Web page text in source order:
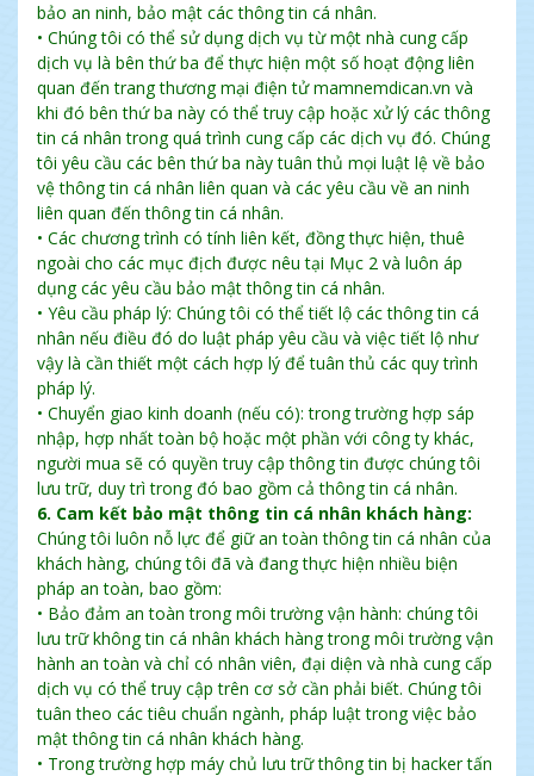
bảo an ninh, bảo mật các thông tin cá nhân.
• Chúng tôi có thể sử dụng dịch vụ từ một nhà cung cấp
dịch vụ là bên thứ ba để thực hiện một số hoạt động liên
quan đến trang thương mại điện tử mamnemdican.vn và
khi đó bên thứ ba này có thể truy cập hoặc xử lý các thông
tin cá nhân trong quá trình cung cấp các dịch vụ đó. Chúng
tôi yêu cầu các bên thứ ba này tuân thủ mọi luật lệ về bảo
vệ thông tin cá nhân liên quan và các yêu cầu về an ninh
liên quan đến thông tin cá nhân.
• Các chương trình có tính liên kết, đồng thực hiện, thuê
ngoài cho các mục địch được nêu tại Mục 2 và luôn áp
dụng các yêu cầu bảo mật thông tin cá nhân.
• Yêu cầu pháp lý: Chúng tôi có thể tiết lộ các thông tin cá
nhân nếu điều đó do luật pháp yêu cầu và việc tiết lộ như
vậy là cần thiết một cách hợp lý để tuân thủ các quy trình
pháp lý.
• Chuyển giao kinh doanh (nếu có): trong trường hợp sáp
nhập, hợp nhất toàn bộ hoặc một phần với công ty khác,
người mua sẽ có quyền truy cập thông tin được chúng tôi
lưu trữ, duy trì trong đó bao gồm cả thông tin cá nhân.
6. Cam kết bảo mật thông tin cá nhân khách hàng:
Chúng tôi luôn nỗ lực để giữ an toàn thông tin cá nhân của
khách hàng, chúng tôi đã và đang thực hiện nhiều biện
pháp an toàn, bao gồm:
• Bảo đảm an toàn trong môi trường vận hành: chúng tôi
lưu trữ không tin cá nhân khách hàng trong môi trường vận
hành an toàn và chỉ có nhân viên, đại diện và nhà cung cấp
dịch vụ có thể truy cập trên cơ sở cần phải biết. Chúng tôi
tuân theo các tiêu chuẩn ngành, pháp luật trong việc bảo
mật thông tin cá nhân khách hàng.
• Trong trường hợp máy chủ lưu trữ thông tin bị hacker tấn